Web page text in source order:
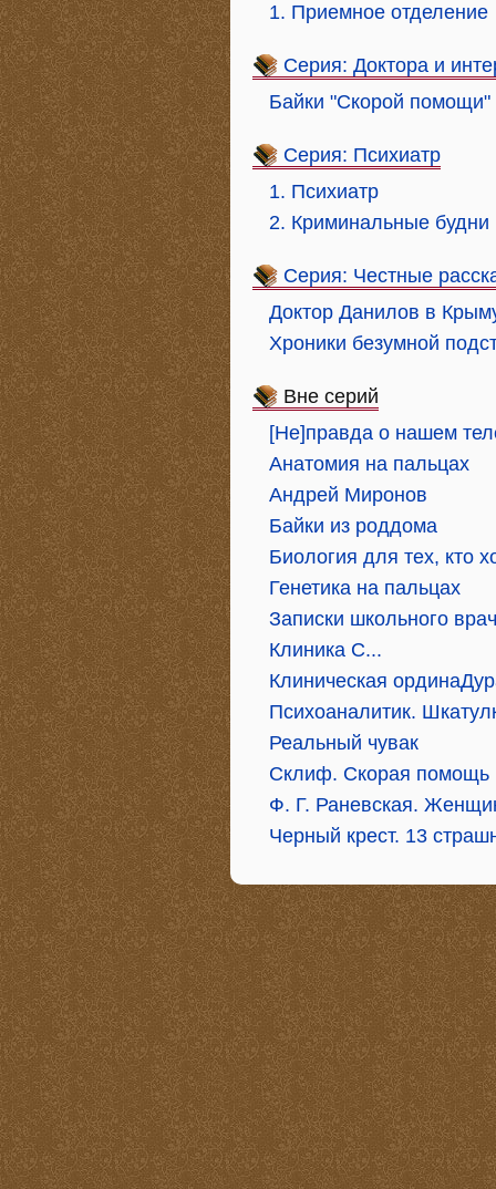
1. Приемное отделение
Серия: Доктора и
Байки "Скорой помощи"
Серия: Психиатр
1. Психиатр
2. Криминальные будни
Серия: Честные
Доктор Данилов в
Хроники безумной
Вне серий
[Не]правда о нашем
Анатомия на пальцах
Андрей Миронов
Байки из роддома
Биология для тех, кто
Генетика на пальцах
Записки школьного
Клиника С...
Клиническая
Психоаналитик.
Реальный чувак
Склиф. Скорая помощь
Ф. Г. Раневская.
Черный крест. 13